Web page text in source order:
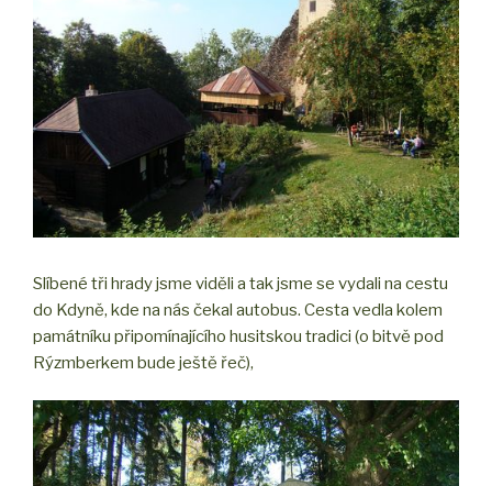
Slíbené tři hrady jsme viděli a tak jsme se vydali na cestu
do Kdyně, kde na nás čekal autobus. Cesta vedla kolem
památníku připomínajícího husitskou tradici (o bitvě pod
Rýzmberkem bude ještě řeč),